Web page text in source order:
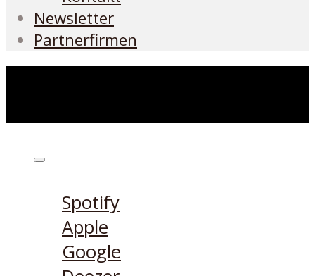
Newsletter
Partnerfirmen
Spotify
Apple
Google